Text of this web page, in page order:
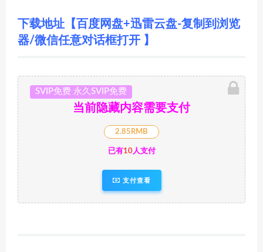
下载地址【百度网盘+迅雷云盘-复制到浏览
器/微信任意对话框打开 】
SVIP免费 永久SVIP免费
当前隐藏内容需要支付
2.85RMB
已有10人支付
支付查看